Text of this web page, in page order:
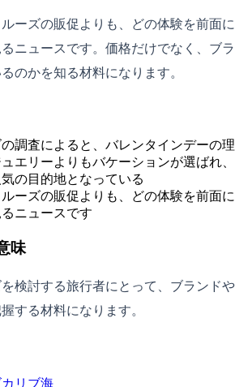
ーズの販促よりも、どの体験を前面に
ニュースです。価格だけでなく、ブラ
のかを知る材料になります。
調査によると、バレンタインデーの理
エリーよりもバケーションが選ばれ、
の目的地となっている
ーズの販促よりも、どの体験を前面に
ニュースです
味
検討する旅行者にとって、ブランドや
する材料になります。
カリブ海